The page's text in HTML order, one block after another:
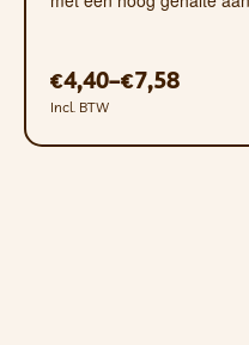
€4,40–€7,58
Incl. BTW